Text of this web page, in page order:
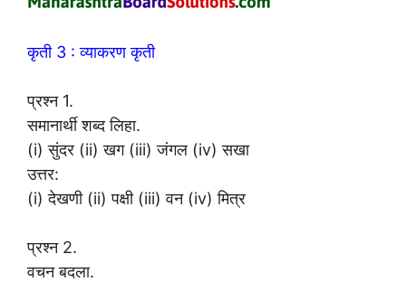
कृती 3 : व्याकरण कृती
प्रश्न 1.
समानार्थी शब्द लिहा.
(i) सुंदर (ii) खग (iii) जंगल (iv) सखा
उत्तर:
(i) देखणी (ii) पक्षी (iii) वन (iv) मित्र
प्रश्न 2.
वचन बदला.